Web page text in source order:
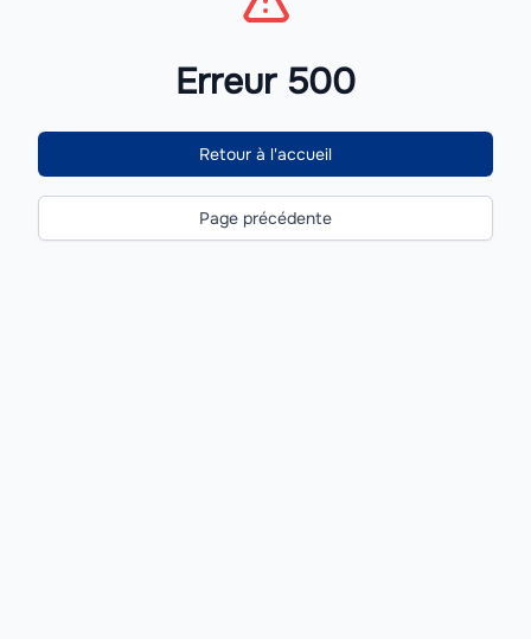
Erreur 500
Retour à l'accueil
Page précédente